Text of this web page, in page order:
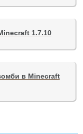
1.7.10
в Minecraft